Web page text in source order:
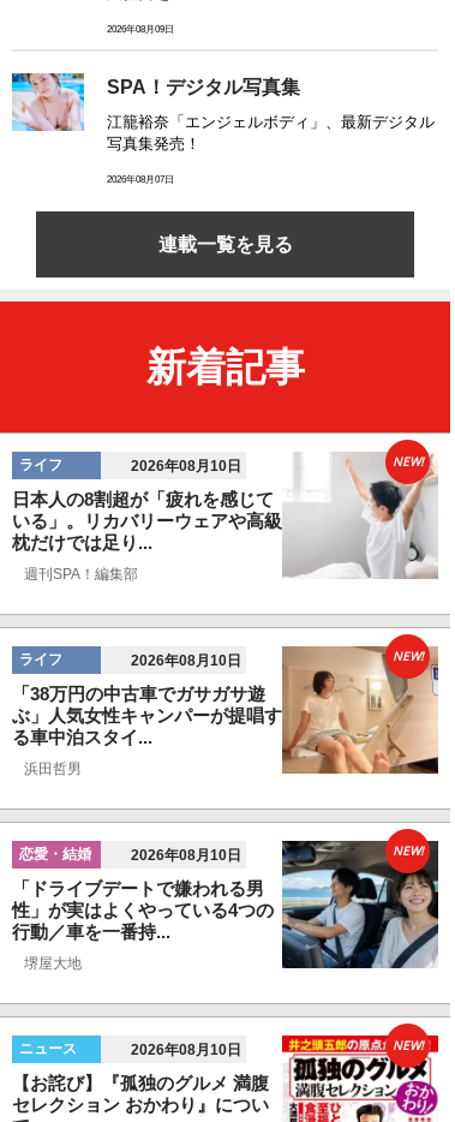
2026年08月09日
SPA！デジタル写真集
江籠裕奈「エンジェルボディ」、最新デジタル
写真集発売！
2026年08月07日
連載一覧を見る
新着記事
ライフ 2026年08月10日
日本人の8割超が「疲れを感じて
いる」。リカバリーウェアや高級
枕だけでは足り...
週刊SPA！編集部
NEW!
ライフ 2026年08月10日
「38万円の中古車でガサガサ遊
ぶ」人気女性キャンパーが提唱す
る車中泊スタイ...
浜田哲男
NEW!
恋愛・結婚 2026年08月10日
「ドライブデートで嫌われる男
性」が実はよくやっている4つの
行動／車を一番持...
堺屋大地
NEW!
ニュース 2026年08月10日
【お詫び】『孤独のグルメ 満腹
セレクション おかわり』につい
NEW!